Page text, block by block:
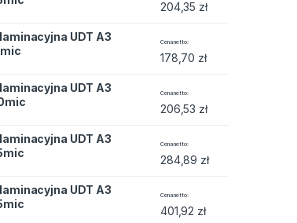
204,35 zł
A3 (100szt) 80mic quantity
UDT A3
Cena netto
178,70 zł
(100szt) 100mic quantity
UDT A3
Cena netto
206,53 zł
(100szt) 125mic quantity
UDT A3
Cena netto
284,89 zł
(100szt) 175mic quantity
UDT A3
Cena netto
401,92 zł